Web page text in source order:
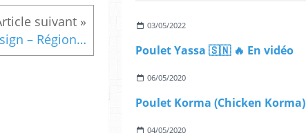
Atelier Cake Design – Région Parisienne
03/05/2022
Poulet Yassa 🇸🇳 🔥 En vidéo
06/05/2020
Poulet Korma (Chicken Korma)
04/05/2020